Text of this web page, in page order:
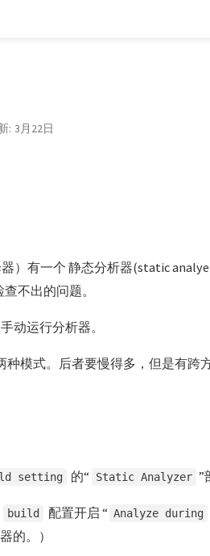
:3月22日
）有一个 静态分析器(static
不出的问题。
动运行分析器。
种模式。后者要慢得多，但是有跨
setting 的“ Static Analyzer ”
build 配置开启 “ Analyze during
的。）